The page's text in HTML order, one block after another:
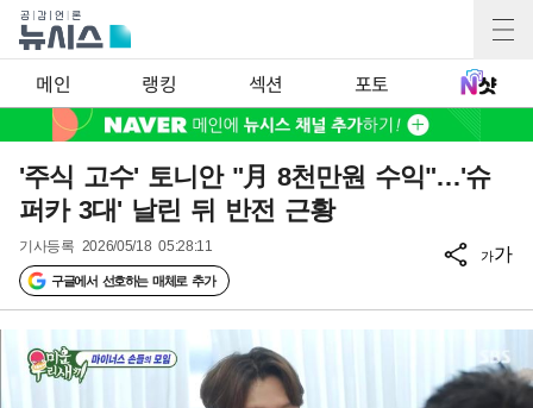
메인 랭킹 섹션 포토
'주식 고수' 토니안 "月 8천만원 수익"…'슈
퍼카 3대' 날린 뒤 반전 근황
기사등록 2026/05/18 05:28:11
구글에서 선호하는 매체로 추가
가가